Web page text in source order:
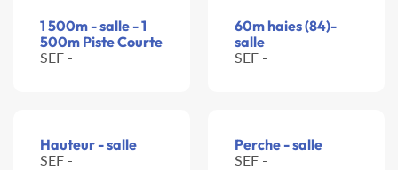
1 500m - salle - 1
500m Piste Courte
SEF -
60m haies (84)-
salle
SEF -
Hauteur - salle
SEF -
Perche - salle
SEF -